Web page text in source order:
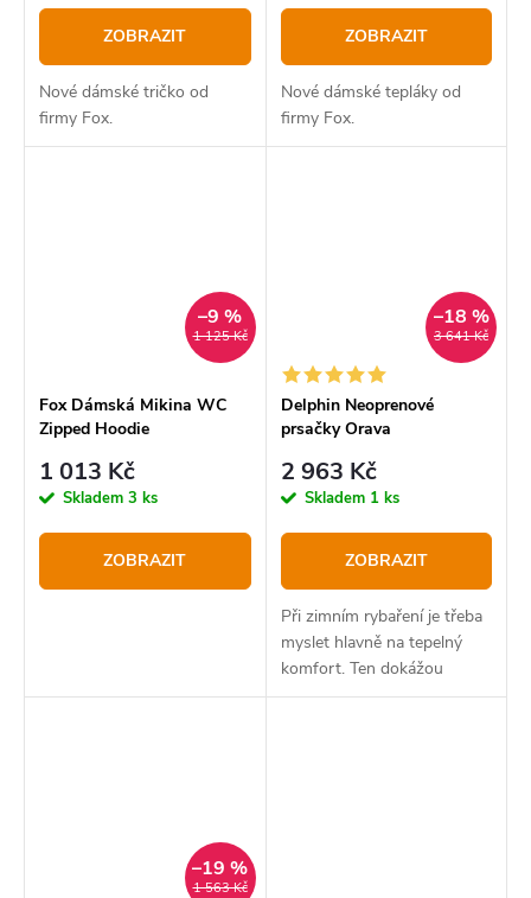
ZOBRAZIT
Nové dámské tričko od
firmy Fox.
ZOBRAZIT
Nové dámské tepláky od
firmy Fox.
1 125 Kč
–9 %
Fox Dámská Mikina WC
Zipped Hoodie
1 013 Kč
Skladem 3 ks
ZOBRAZIT
3 641 Kč
–18 %
Delphin Neoprenové
prsačky Orava
2 963 Kč
Skladem 1 ks
ZOBRAZIT
Při zimním rybaření je třeba
myslet hlavně na tepelný
komfort. Ten dokážou
ideálním způsobem zajistit
1 563 Kč
–19 %